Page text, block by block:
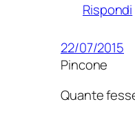
Rispondi
22/07/2015
Pincone
Quante